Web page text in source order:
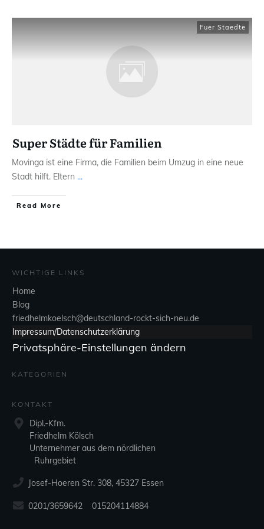
Fuer Staedte
Super Städte für Familien
Movinga ist eine Firma, die Familien beim Umzug in eine neue
Stadt hilft. Eltern ...
Read More
WICHTIGE LINKS
Home
Blog
friedhelmkoelsch@deutschland-rockt-sich-neu.de
Impressum/Datenschutzerklärung
Privatsphäre-Einstellungen ändern
KATEGORIEN
KONTAKT
Dipl.-Kfm.
Friedhelm Kölsch
Unternehmer aus dem nördlichen
Ruhrgebiet
Josef-Hoeren Str. 308, 45327 Essen
0201/3659642 015204114884